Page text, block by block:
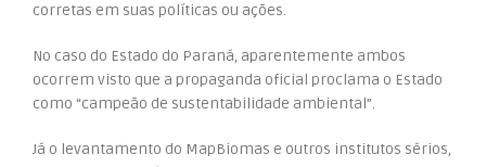
corretas em suas políticas ou ações.
No caso do Estado do Paraná, aparentemente ambos
ocorrem visto que a propaganda oficial proclama o Estado
como “campeão de sustentabilidade ambiental”.
Já o levantamento do MapBiomas e outros institutos sérios,